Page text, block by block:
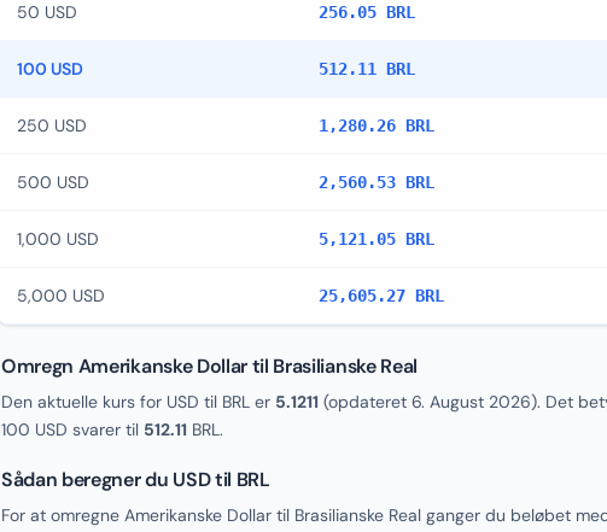
50 USD 256.05 BRL
100 USD 512.11 BRL
250 USD 1,280.26 BRL
500 USD 2,560.53 BRL
1,000 USD 5,121.05 BRL
5,000 USD 25,605.27 BRL
Omregn Amerikanske Dollar til Brasilianske Real
Den aktuelle kurs for USD til BRL er 5.1211 (opdateret 6. August 2026). Det
100 USD svarer til 512.11 BRL.
Sådan beregner du USD til BRL
For at omregne Amerikanske Dollar til Brasilianske Real ganger du beløbet